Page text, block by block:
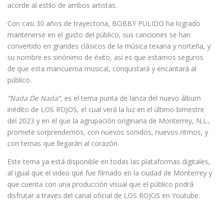
acorde al estilo de ambos artistas.
Con casi 30 años de trayectoria, BOBBY PULIDO ha logrado
mantenerse en el gusto del público, sus canciones se han
convertido en grandes clásicos de la música texana y norteña, y
su nombre es sinónimo de éxito, así es que estamos seguros
de que esta mancuerna musical, conquistará y encantará al
público.
“Nada De Nada”, es el tema punta de lanza del nuevo álbum
inédito de LOS ROJOS, el cual verá la luz en el último bimestre
del 2023 y en el que la agrupación originaria de Monterrey, N.L.,
promete sorprendernos, con nuevos sonidos, nuevos ritmos, y
con temas que llegarán al corazón.
Este tema ya está disponible en todas las plataformas digitales,
al igual que el video qué fue filmado en la ciudad de Monterrey y
que cuenta con una producción visual que el público podrá
disfrutar a través del canal oficial de LOS ROJOS en Youtube.